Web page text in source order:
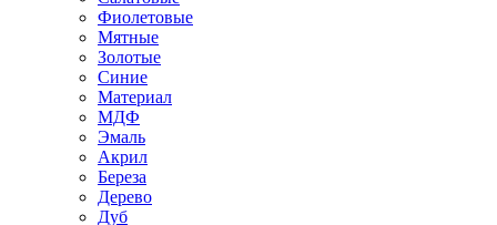
Фиолетовые
Мятные
Золотые
Синие
Материал
МДФ
Эмаль
Акрил
Береза
Дерево
Дуб